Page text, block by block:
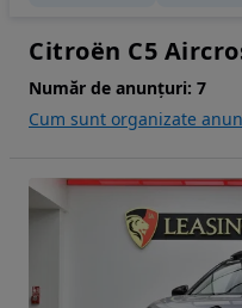
Citroën C5
Număr de anunțuri: 7
Cum sunt organizate